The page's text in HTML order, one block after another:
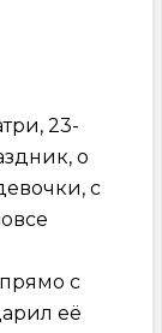
23-
о
с
с
её